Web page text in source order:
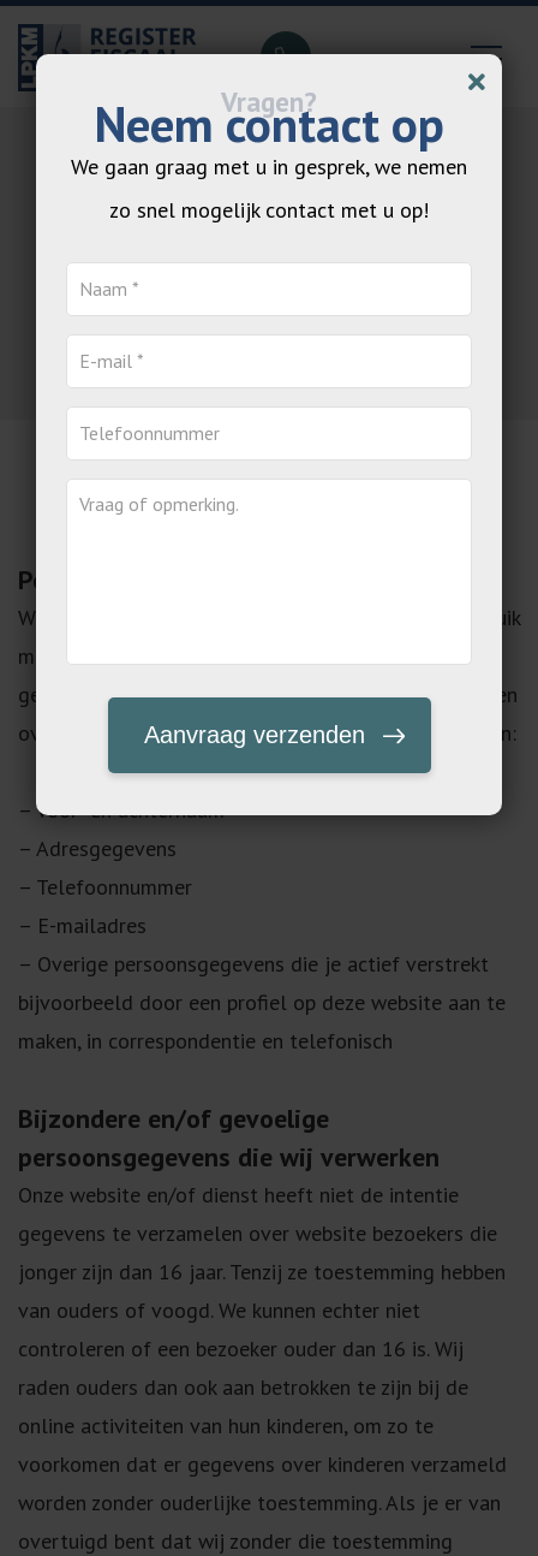
Totaal advisering
Persoonsgegevens die wij verwerken
Wij verwerken je persoonsgegevens doordat je gebruik
maakt van onze diensten en/of omdat je deze
gegevens zelf aan ons verstrekt. Hieronder vind je een
overzicht van de persoonsgegevens die wij verwerken:
– Voor- en achternaam
– Adresgegevens
– Telefoonnummer
– E-mailadres
– Overige persoonsgegevens die je actief verstrekt
bijvoorbeeld door een profiel op deze website aan te
maken, in correspondentie en telefonisch
Bijzondere en/of gevoelige
persoonsgegevens die wij verwerken
Onze website en/of dienst heeft niet de intentie
gegevens te verzamelen over website bezoekers die
jonger zijn dan 16 jaar. Tenzij ze toestemming hebben
van ouders of voogd. We kunnen echter niet
controleren of een bezoeker ouder dan 16 is. Wij
raden ouders dan ook aan betrokken te zijn bij de
online activiteiten van hun kinderen, om zo te
voorkomen dat er gegevens over kinderen verzameld
worden zonder ouderlijke toestemming. Als je er van
overtuigd bent dat wij zonder die toestemming
Neem contact op
We gaan graag met u in gesprek, we nemen
zo snel mogelijk contact met u op!